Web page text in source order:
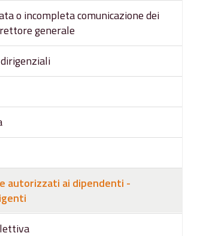
o incompleta comunicazione dei
generale
autorizzati ai dipendenti -